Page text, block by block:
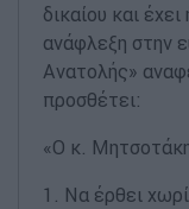
δικαίου και
ανάφλεξη στην
Ανατολής»
προσθέτει:
«Ο κ.
1. Να έρθει